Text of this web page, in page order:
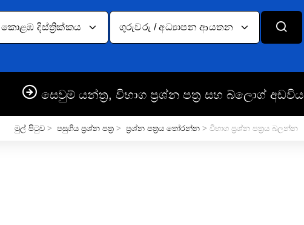
කොළඹ දිස්ත්‍රික්කය ගුරුවරු / අධ්‍යාපන ආයතන
සෙවුම් යන්ත්‍ර, විභාග ප්‍රශ්න පත්‍ර සහ බ්ලොග් අඩවිය
මුල් පිටුව > පසුගිය ප්‍රශ්න පත්‍ර > ප්‍රශ්න පත්‍රය තෝරන්න > විභාග ප්‍රශ්න පත්‍රය බලන්න